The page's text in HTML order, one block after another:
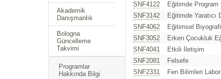
Akademik
Danışmanlık
Bologna
Güncelleme
Takvimi
Programlar
Hakkında Bilgi
SNF4122
Eğitimde Program
SNF3142
Eğitimde Yaratıcı
SNF4062
Eğitimsel
SNF3052
Erken Çocukluk
SNF4041
Etkili İletişim
SNF2081
Felsefe
SNF2331
Fen Bilimleri